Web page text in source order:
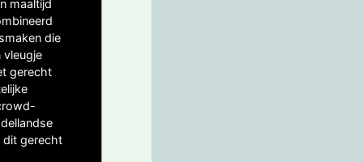
maaltijd
die
vleugje
gerecht
dit gerecht